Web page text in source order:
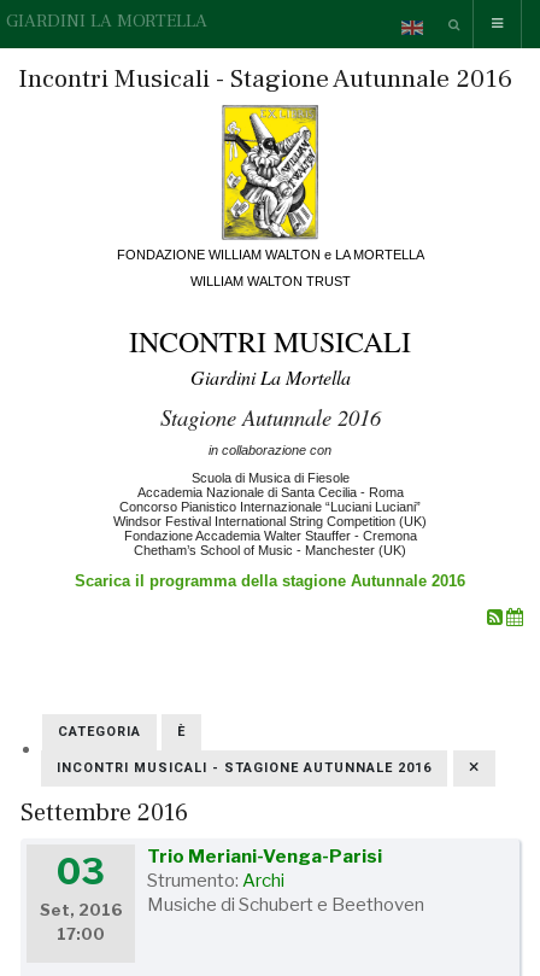
GIARDINI LA MORTELLA
Incontri Musicali - Stagione Autunnale 2016
FONDAZIONE WILLIAM WALTON e LA MORTELLA
WILLIAM WALTON TRUST
INCONTRI MUSICALI
Giardini La Mortella
Stagione Autunnale 2016
in collaborazione con
Scuola di Musica di Fiesole
Accademia Nazionale di Santa Cecilia - Roma
Concorso Pianistico Internazionale “Luciani Luciani”
Windsor Festival International String Competition (UK)
Fondazione Accademia Walter Stauffer - Cremona
Chetham’s School of Music - Manchester (UK)
Scarica il programma della stagione Autunnale 2016
CATEGORIA È
INCONTRI MUSICALI - STAGIONE AUTUNNALE 2016
Settembre 2016
03
Set, 2016
17:00
Trio Meriani-Venga-Parisi
Strumento:Archi
Musiche di Schubert e Beethoven